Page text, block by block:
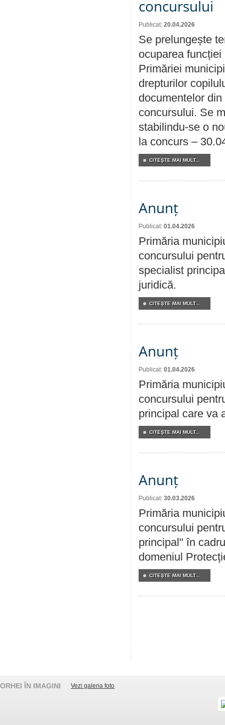
concursului
Publicat: 20.04.2026
Se prelungește
ocuparea
Primăriei
drepturilor
documentelor
concursului. Se
stabilindu-se o
la concurs –
CITEŞTE MAI MULT...
Anunț
Publicat: 01.04.2026
Primăria
concursului
specialist
juridică.
CITEŞTE MAI MULT...
Anunț
Publicat: 01.04.2026
Primăria
concursului
principal care va
CITEŞTE MAI MULT...
Anunț
Publicat: 30.03.2026
Primăria
concursului
principal" în
domeniul
CITEŞTE MAI MULT...
ORHEI ÎN IMAGINI Vezi galeria foto